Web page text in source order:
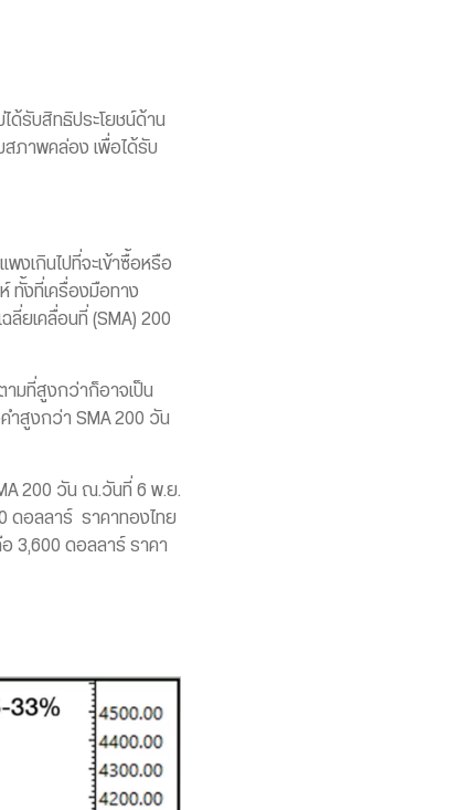
ด้รับสิทธิประโยชน์ด้าน
ภาพคล่อง เพื่อได้รับ
งเกินไปที่จะเข้าซื้อหรือ
ทั้งที่เครื่องมือทาง
ลี่ยเคลื่อนที่ (SMA) 200
ามที่สูงกว่าก็อาจเป็น
ำสูงกว่า SMA 200 วัน
200 วัน ณ.วันที่ 6 พ.ย.
ดอลลาร์ ราคาทองไทย
3,600 ดอลลาร์ ราคา